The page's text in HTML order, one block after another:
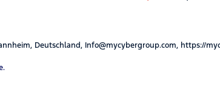
Deutschland, Info@mycybergroup.com, https://